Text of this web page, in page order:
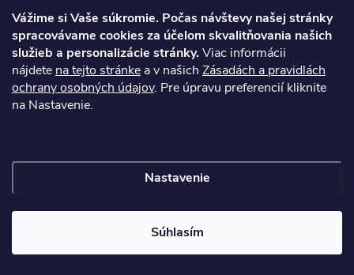
Vážime si Vaše súkromie. Počas návštevy našej stránky
spracovávame cookies za účelom skvalitňovania našich
služieb a personalizácie stránky.Viac informácii
nájdete na tejto stránke a v našich Zásadách a pravidlách
ochrany osobných údajov. Pre úpravu preferencií kliknite
na Nastavenie.
Nastavenie
Súhlasím
Aktuálne ceny tovaru
platné od : 8/8/2026
Copyright 2026NAJ.SK. Všetky práva vyhradené.